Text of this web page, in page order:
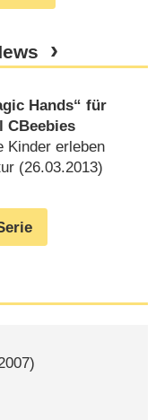
Hands“ für
CBeebies
Kinder erleben
(26.03.2013)